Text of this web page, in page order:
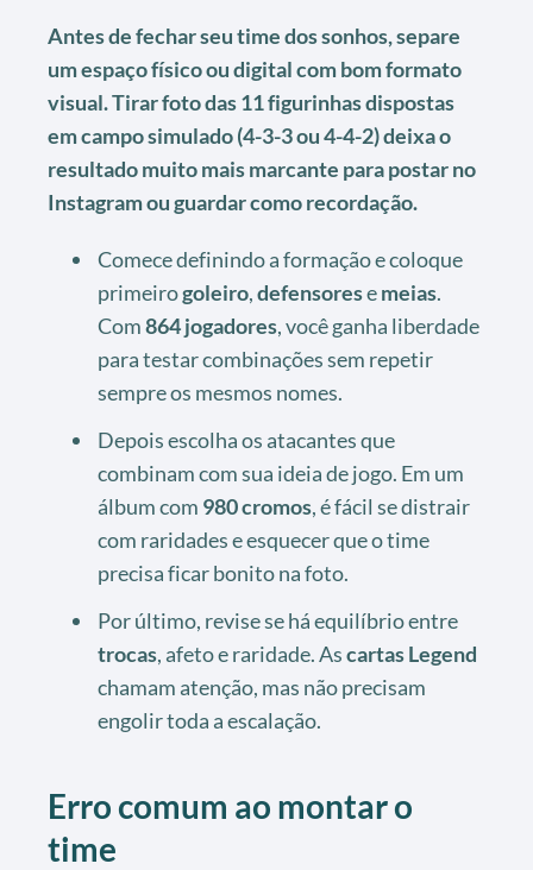
Antes de fechar seu time dos sonhos, separe
um espaço físico ou digital com bom formato
visual. Tirar foto das 11 figurinhas dispostas
em campo simulado (4-3-3 ou 4-4-2) deixa o
resultado muito mais marcante para postar no
Instagram ou guardar como recordação.
Comece definindo a formação e coloque
primeirogoleiro,defensoresemeias.
Com864 jogadores, você ganha liberdade
para testar combinações sem repetir
sempre os mesmos nomes.
Depois escolha os atacantes que
combinam com sua ideia de jogo. Em um
álbum com 980 cromos, é fácil se distrair
com raridades e esquecer que o time
precisa ficar bonito na foto.
Por último, revise se há equilíbrio entre
trocas, afeto e raridade. Ascartas Legend
chamam atenção, mas não precisam
engolir toda a escalação.
Erro comum ao montar o
time